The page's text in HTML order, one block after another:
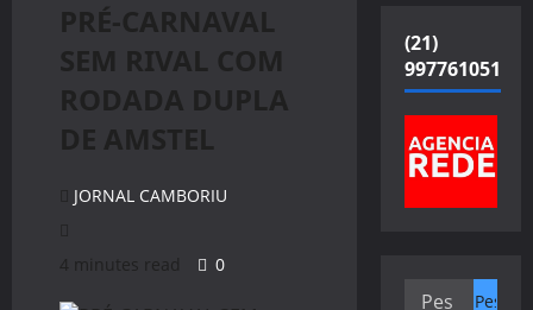
PRÉ-CARNAVAL
SEM RIVAL COM
RODADA DUPLA
DE AMSTEL
JORNAL CAMBORIU
4 minutes read 0
(21)
997761051
Pesquisar